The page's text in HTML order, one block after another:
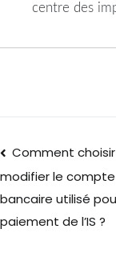
centre des
Comment
modifier le compte
bancaire utilisé
paiement de l’IS ?